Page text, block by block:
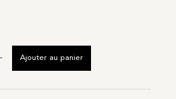
Ajouter au panier